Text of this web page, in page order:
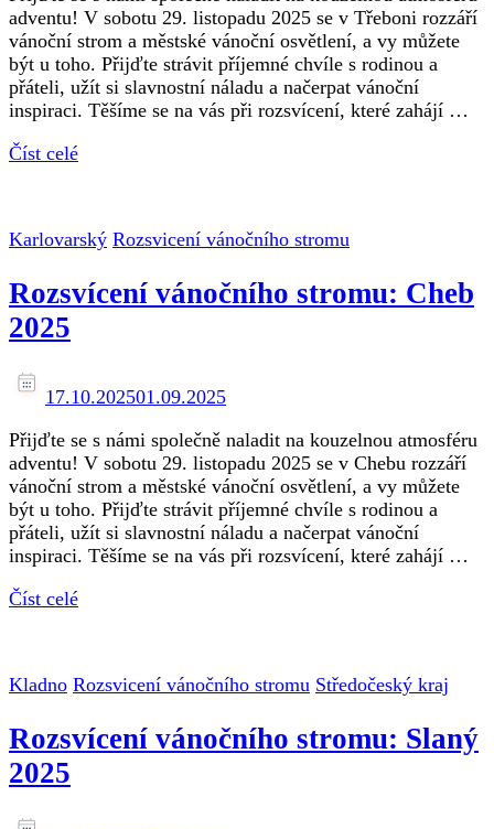
adventu! V sobotu 29. listopadu 2025 se v Třeboni rozzáří
vánoční strom a městské vánoční osvětlení, a vy můžete
být u toho. Přijďte strávit příjemné chvíle s rodinou a
přáteli, užít si slavnostní náladu a načerpat vánoční
inspiraci. Těšíme se na vás při rozsvícení, které zahájí …
Číst celé
Karlovarský Rozsvicení vánočního stromu
Rozsvícení vánočního stromu: Cheb
2025
17.10.202501.09.2025
Přijďte se s námi společně naladit na kouzelnou atmosféru
adventu! V sobotu 29. listopadu 2025 se v Chebu rozzáří
vánoční strom a městské vánoční osvětlení, a vy můžete
být u toho. Přijďte strávit příjemné chvíle s rodinou a
přáteli, užít si slavnostní náladu a načerpat vánoční
inspiraci. Těšíme se na vás při rozsvícení, které zahájí …
Číst celé
Kladno Rozsvicení vánočního stromu Středočeský kraj
Rozsvícení vánočního stromu: Slaný
2025